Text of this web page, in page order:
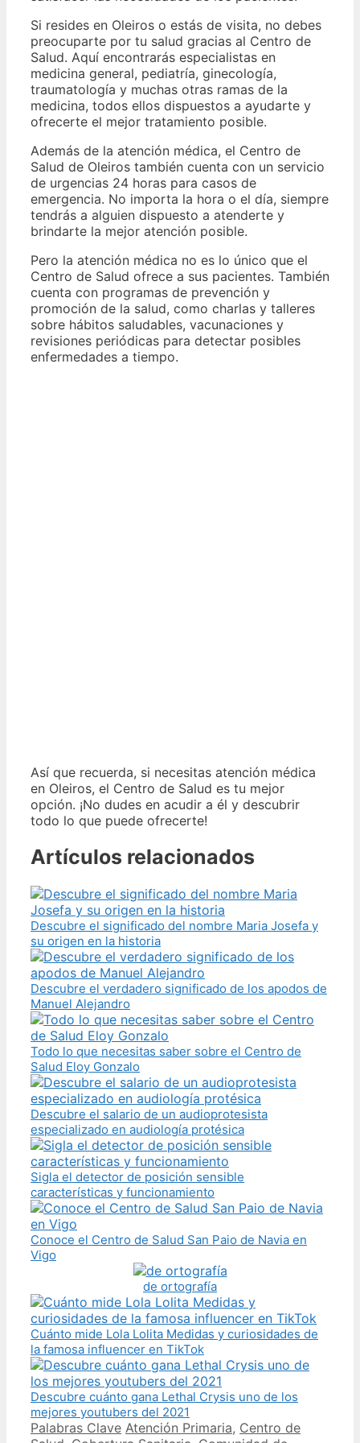
Si resides en Oleiros o estás de visita, no debes
preocuparte por tu salud gracias al Centro de
Salud. Aquí encontrarás especialistas en
medicina general, pediatría, ginecología,
traumatología y muchas otras ramas de la
medicina, todos ellos dispuestos a ayudarte y
ofrecerte el mejor tratamiento posible.
Además de la atención médica, el Centro de
Salud de Oleiros también cuenta con un servicio
de urgencias 24 horas para casos de
emergencia. No importa la hora o el día, siempre
tendrás a alguien dispuesto a atenderte y
brindarte la mejor atención posible.
Pero la atención médica no es lo único que el
Centro de Salud ofrece a sus pacientes. También
cuenta con programas de prevención y
promoción de la salud, como charlas y talleres
sobre hábitos saludables, vacunaciones y
revisiones periódicas para detectar posibles
enfermedades a tiempo.
Así que recuerda, si necesitas atención médica
en Oleiros, el Centro de Salud es tu mejor
opción. ¡No dudes en acudir a él y descubrir
todo lo que puede ofrecerte!
Artículos relacionados
Descubre el significado del nombre Maria Josefa y
su origen en la historia
Descubre el verdadero significado de los apodos de
Manuel Alejandro
Todo lo que necesitas saber sobre el Centro de
Salud Eloy Gonzalo
Descubre el salario de un audioprotesista
especializado en audiología protésica
Sigla el detector de posición sensible
características y funcionamiento
Conoce el Centro de Salud San Paio de Navia en
Vigo
de ortografía
Cuánto mide Lola Lolita Medidas y curiosidades de
la famosa influencer en TikTok
Descubre cuánto gana Lethal Crysis uno de los
mejores youtubers del 2021
Categories
Palabras Clave Tags
Atención Primaria, Centro de